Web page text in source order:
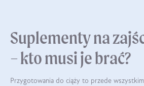
Suplementy na
– kto musi je brać?
Przygotowania do ciąży to przede